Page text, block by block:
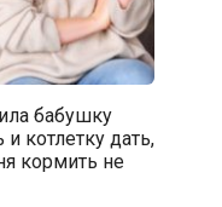
бабушку
котлетку дать,
кормить не